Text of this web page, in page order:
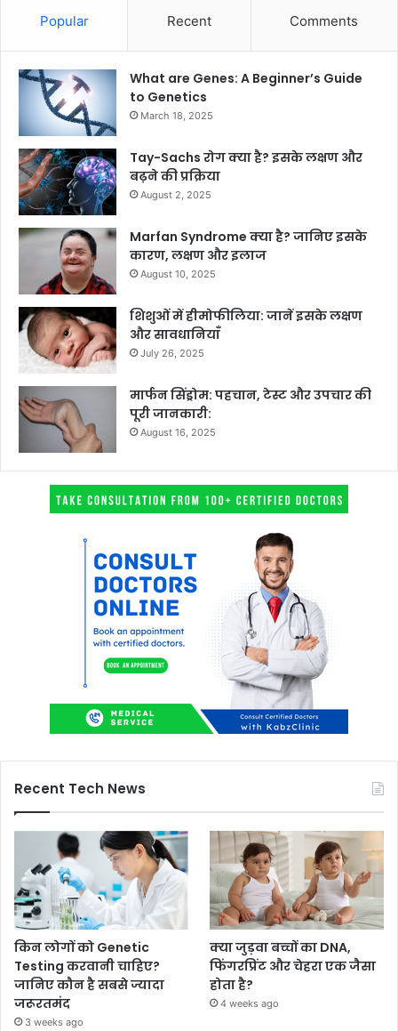
Popular Recent Comments
What are Genes: A Beginner’s Guide
to Genetics
March 18, 2025
Tay-Sachs रोग क्या है? इसके लक्षण और
बढ़ने की प्रक्रिया
August 2, 2025
Marfan Syndrome क्या है? जानिए इसके
कारण, लक्षण और इलाज
August 10, 2025
शिशुओं में हीमोफीलिया: जानें इसके लक्षण
और सावधानियाँ
July 26, 2025
मार्फन सिंड्रोम: पहचान, टेस्ट और उपचार की
पूरी जानकारी:
August 16, 2025
Recent Tech News
किन लोगों को Genetic
Testing करवानी चाहिए?
जानिए कौन है सबसे ज्यादा
जरूरतमंद
3 weeks ago
क्या जुड़वा बच्चों का DNA,
फिंगरप्रिंट और चेहरा एक जैसा
होता है?
4 weeks ago